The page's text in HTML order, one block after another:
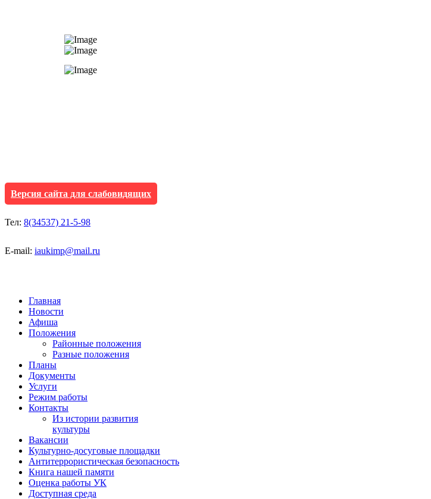
Версия сайта для слабовидящих
Тел: 8(34537) 21-5-98
E-mail: iaukimp@mail.ru
Главная
Новости
Афиша
Положения
Районные положения
Разные положения
Планы
Документы
Услуги
Режим работы
Контакты
Из истории развития
культуры
Вакансии
Культурно-досуговые площадки
Антитеррористическая безопасность
Книга нашей памяти
Оценка работы УК
Доступная среда